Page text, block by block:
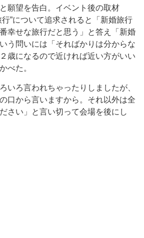
願望を告白。イベント後の取材
”について追求されると「新婚旅行
幸せな旅行だと思う」と答え「新婚
う問いには「そればかりは分からな
歳になるので近ければ近い方がいい
べた。
いろ言われちゃったりしましたが、
口から言いますから。それ以外は全
さい」と言い切って会場を後にし